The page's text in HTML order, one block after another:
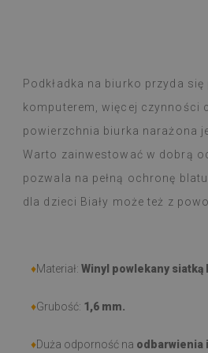
Podkładka na biurko przyda
komputerem, więcej czynności
powierzchnia biurka narażona
Warto zainwestować w dobrą
pozwala na pełną ochronę
dla dzieci Biały może też z
♦Materiał: Winyl powlekany siatką
♦Grubość: 1,6 mm.
♦Duża odporność na odbarwienia